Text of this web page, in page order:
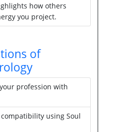
how others
you project.
of
profession with
compatibility using Soul